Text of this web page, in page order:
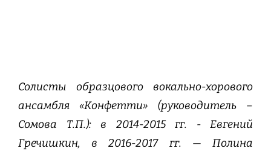
Солисты образцового вокально-хорового
ансамбля «Конфетти» (руководитель –
Сомова Т.П.): в 2014-2015 гг. - Евгений
Гречишкин, в 2016-2017 гг. — Полина